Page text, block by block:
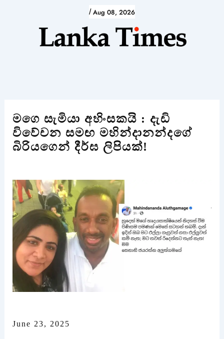
/ Aug 08, 2026
මගෙ සැමියා අහිංසකයි : දැඩි
විවේචන සමඟ මහින්දානන්දගේ
බිරියගෙන් දීර්ඝ ලිපියක්!
June 23, 2025